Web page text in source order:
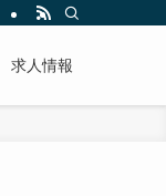
求人情報